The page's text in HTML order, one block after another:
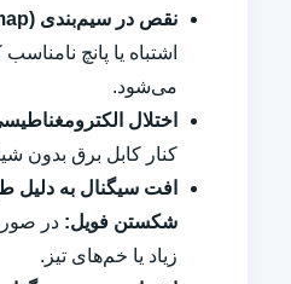
نقص در سیم‌بندی (Wire map):
اشتباه یا پانچ
می‌شود.
اختلال
کنار کابل برق بدون
افت سیگنال به دلیل
شکستن فویل: در
زیاد یا خم‌های تیز.